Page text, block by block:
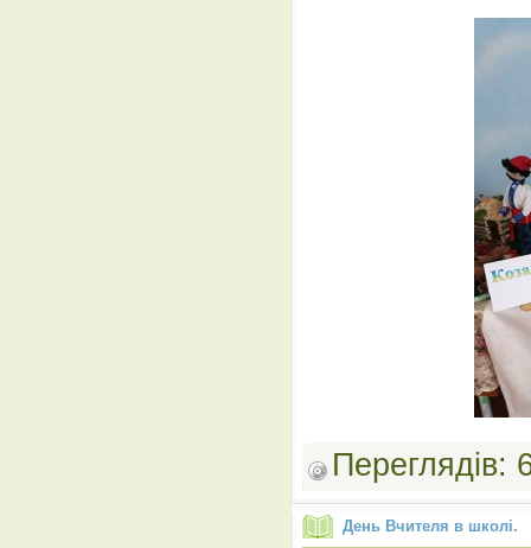
День Вчителя в школі.